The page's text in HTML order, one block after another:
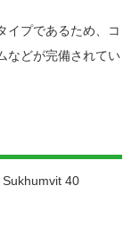
イプであるため、コ
などが完備されてい
40